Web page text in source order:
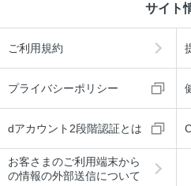
サイト
ご利用規約
プライバシーポリシー
dアカウント2段階認証とは
お客さまのご利用端末から
の情報の外部送信について